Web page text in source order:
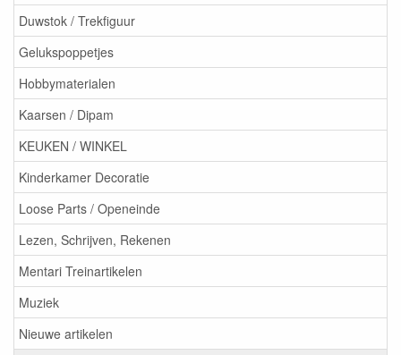
Duwstok / Trekfiguur
Gelukspoppetjes
Hobbymaterialen
Kaarsen / Dipam
KEUKEN / WINKEL
Kinderkamer Decoratie
Loose Parts / Openeinde
Lezen, Schrijven, Rekenen
Mentari Treinartikelen
Muziek
Nieuwe artikelen